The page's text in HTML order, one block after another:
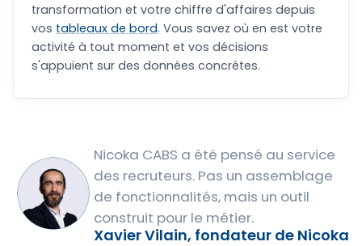
transformation et votre chiffre d'affaires depuis
vos tableaux de bord. Vous savez où en est votre
activité à tout moment et vos décisions
s'appuient sur des données concrètes.
Nicoka CABS a été pensé au service
des recruteurs. Pas un assemblage
de fonctionnalités, mais un outil
construit pour le métier.
Xavier Vilain, fondateur de Nicoka